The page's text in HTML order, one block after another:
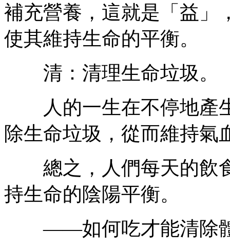
補充營養，這就是「益」
使其維持生命的平衡。
清：清理生命垃圾。
人的一生在不停地產
除生命垃圾，從而維持氣
總之，人們每天的飲
持生命的陰陽平衡。
——如何吃才能清除體